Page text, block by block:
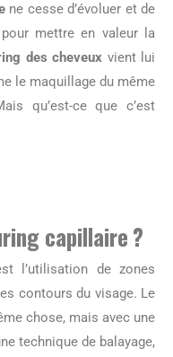
ne cesse d’évoluer et de
mettre en valeur la
des cheveux vient lui
le maquillage du même
qu’est-ce que c’est
capillaire ?
l’utilisation de zones
contours du visage. Le
chose, mais avec une
technique de balayage,